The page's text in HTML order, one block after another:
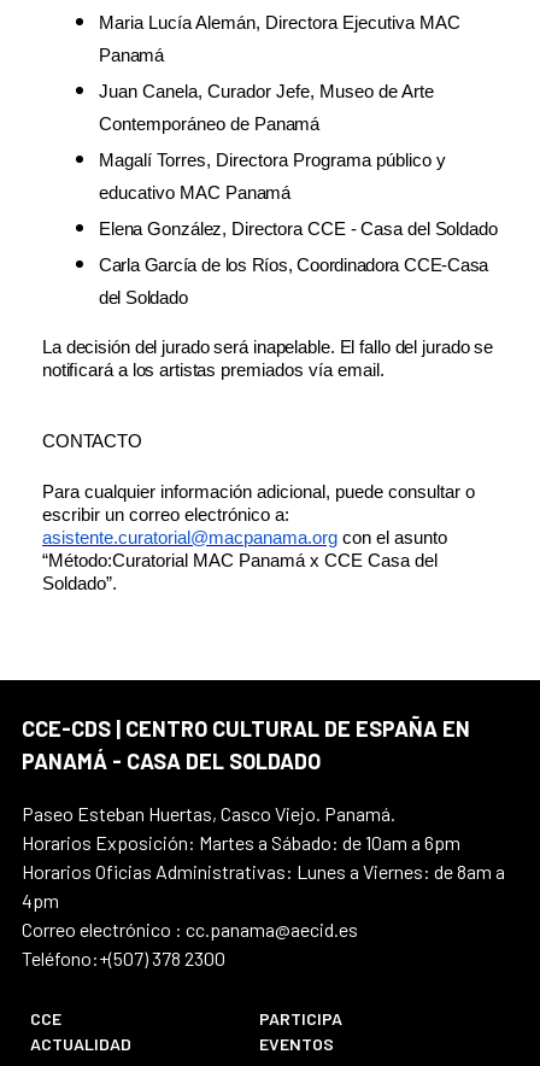
Maria Lucía Alemán, Directora Ejecutiva MAC
Panamá
Juan Canela, Curador Jefe, Museo de Arte
Contemporáneo de Panamá
Magalí Torres, Directora Programa público y
educativo MAC Panamá
Elena González, Directora CCE - Casa del Soldado
Carla García de los Ríos, Coordinadora CCE-Casa
del Soldado
La decisión del jurado será inapelable. El fallo del jurado se
notiﬁcará a los artistas premiados vía email.
CONTACTO
Para cualquier información adicional, puede consultar o
escribir un correo electrónico a:
asistente.curatorial@macpanama.org con el asunto
“Método:Curatorial MAC Panamá x CCE Casa del
Soldado”.
CCE-CDS | CENTRO CULTURAL DE ESPAÑA EN
PANAMÁ - CASA DEL SOLDADO
Paseo Esteban Huertas, Casco Viejo. Panamá.
Horarios Exposición: Martes a Sábado: de 10am a 6pm
Horarios Oficias Administrativas: Lunes a Viernes: de 8am a
4pm
Correo electrónico : cc.panama@aecid.es
Teléfono:+(507) 378 2300
CCE
PARTICIPA
ACTUALIDAD
EVENTOS